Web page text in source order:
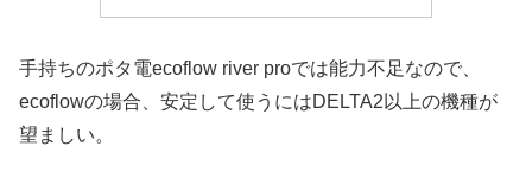
手持ちのポタ電ecoflow river proでは能力不足なので、
ecoflowの場合、安定して使うにはDELTA2以上の機種が
望ましい。